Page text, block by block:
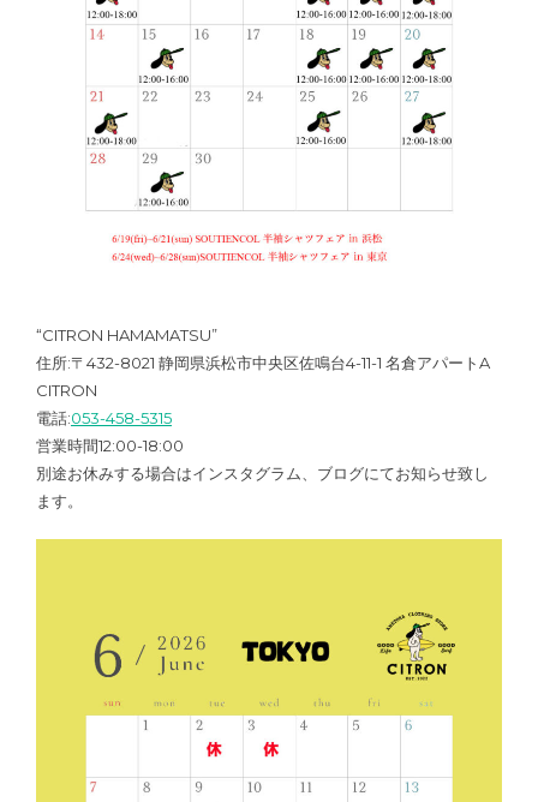
“CITRON HAMAMATSU”
住所:〒432-8021 静岡県浜松市中央区佐鳴台4-11-1 名倉アパートA
CITRON
電話:053-458-5315
営業時間12:00-18:00
別途お休みする場合はインスタグラム、ブログにてお知らせ致し
ます。